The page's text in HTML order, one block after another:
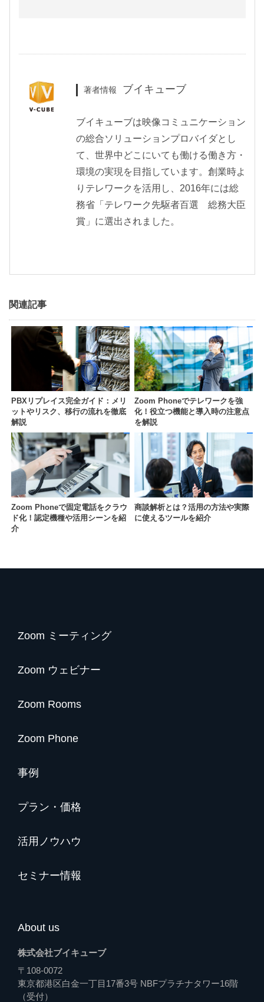
著者情報 ブイキューブ
ブイキューブは映像コミュニケーション
の総合ソリューションプロバイダとし
て、世界中どこにいても働ける働き方・
環境の実現を目指しています。創業時よ
りテレワークを活用し、2016年には総
務省「テレワーク先駆者百選 総務大臣
賞」に選出されました。
関連記事
PBXリプレイス完全ガイド：メリ
ットやリスク、移行の流れを徹底
解説
Zoom Phoneでテレワークを強
化！役立つ機能と導入時の注意点
を解説
Zoom Phoneで固定電話をクラウ
ド化！認定機種や活用シーンを紹
介
商談解析とは？活用の方法や実際
に使えるツールを紹介
Zoom ミーティング
Zoom ウェビナー
Zoom Rooms
Zoom Phone
事例
プラン・価格
活用ノウハウ
セミナー情報
About us
株式会社ブイキューブ
〒108-0072
東京都港区白金一丁目17番3号 NBFプラチナタワー16階
（受付）